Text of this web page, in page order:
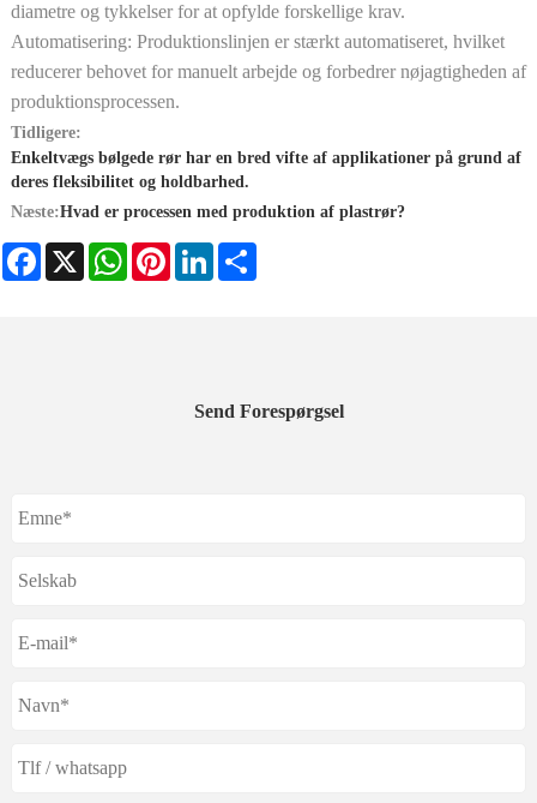
diametre og tykkelser for at opfylde forskellige krav.
Automatisering: Produktionslinjen er stærkt automatiseret, hvilket
reducerer behovet for manuelt arbejde og forbedrer nøjagtigheden af
​​produktionsprocessen.
Tidligere:
Enkeltvægs bølgede rør har en bred vifte af applikationer på grund af
deres fleksibilitet og holdbarhed.
Næste:Hvad er processen med produktion af plastrør?
Facebook
X WhatsAppPinterestLinkedIn
Send Forespørgsel